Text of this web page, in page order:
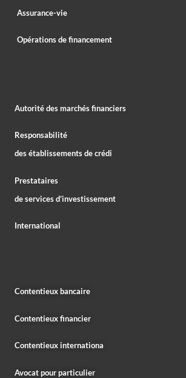
Assurance-vie
Opérations de financement
Autorité des marchés financiers
Responsabilité
des établissements de crédi
Prestataires
de services d’investissement
International
Contentieux bancaire
Contentieux financier
Contentieux internationa
Avocat pour particulier